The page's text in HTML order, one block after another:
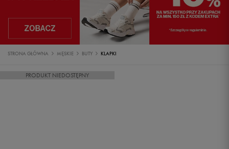
STRONA GŁÓWNA MĘSKIE BUTY KLAPKI
PRODUKT NIEDOSTĘPNY